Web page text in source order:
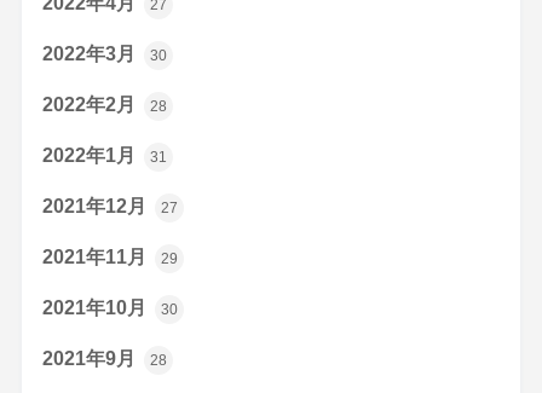
27
2022年3月 30
2022年2月 28
2022年1月 31
2021年12月 27
2021年11月 29
2021年10月 30
2021年9月 28